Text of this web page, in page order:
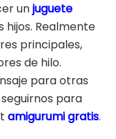
unjuguete
hijos. Realmente
principales,
de hilo.
para otras
para
amigurumi gratis.